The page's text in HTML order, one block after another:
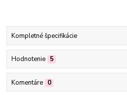
Kompletné špecifikácie
Hodnotenie 5
Komentáre 0